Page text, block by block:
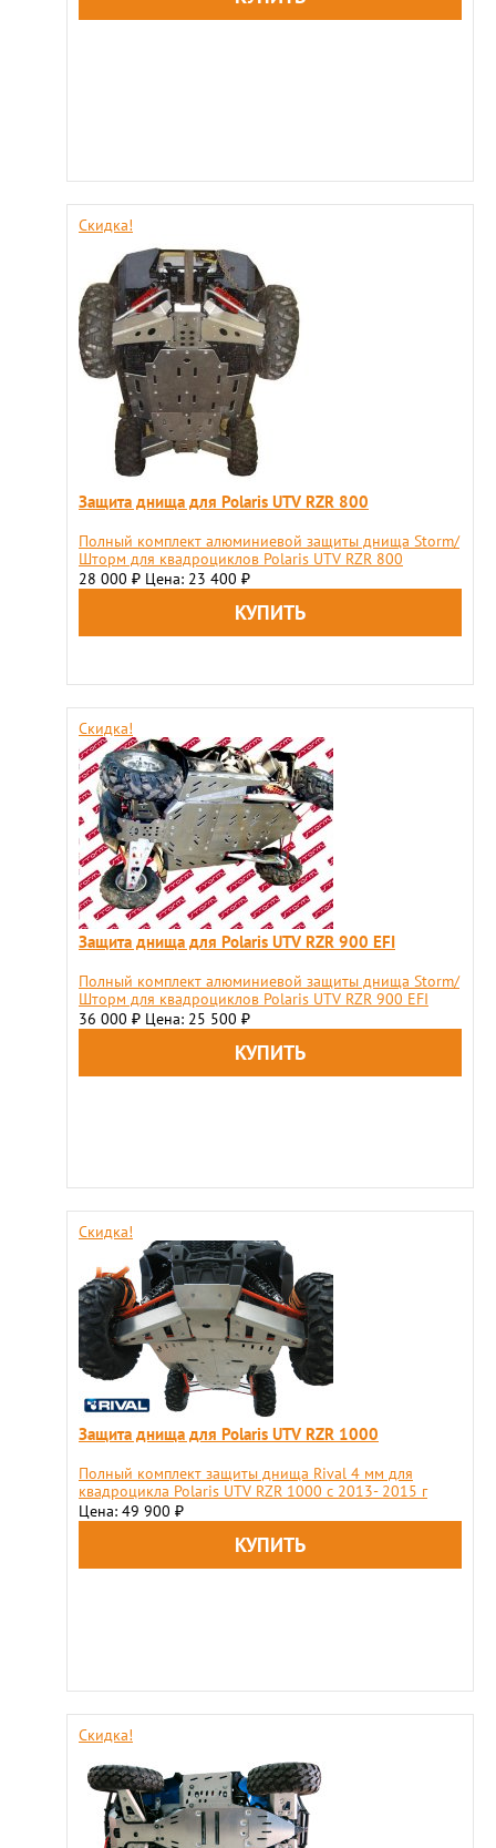
Скидка!
Защита днища для Polaris UTV RZR 800
Полный комплект алюминиевой защиты днища Storm/
Шторм для квадроциклов Polaris UTV RZR 800
28 000 ₽ Цена: 23 400 ₽
Скидка!
Защита днища для Polaris UTV RZR 900 EFI
Полный комплект алюминиевой защиты днища Storm/
Шторм для квадроциклов Polaris UTV RZR 900 EFI
36 000 ₽ Цена: 25 500 ₽
Скидка!
Защита днища для Polaris UTV RZR 1000
Полный комплект защиты днища Rival 4 мм для
квадроцикла Polaris UTV RZR 1000 с 2013- 2015 г
Цена: 49 900 ₽
Скидка!